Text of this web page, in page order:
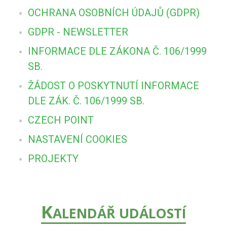
OCHRANA OSOBNÍCH ÚDAJŮ (GDPR)
GDPR - NEWSLETTER
INFORMACE DLE ZÁKONA Č. 106/1999
SB.
ŽÁDOST O POSKYTNUTÍ INFORMACE
DLE ZÁK. Č. 106/1999 SB.
CZECH POINT
NASTAVENÍ COOKIES
PROJEKTY
KALENDÁŘ UDÁLOSTÍ